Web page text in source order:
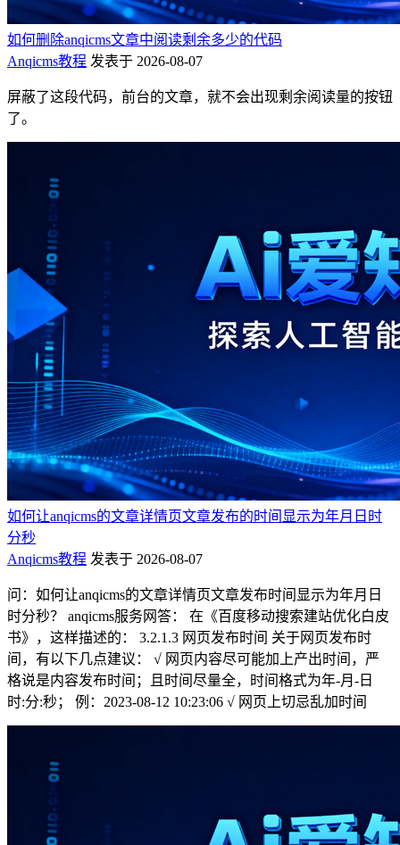
如何删除anqicms文章中阅读剩余多少的代码
Anqicms教程 发表于 2026-08-07
屏蔽了这段代码，前台的文章，就不会出现剩余阅读量的按钮
了。
如何让anqicms的文章详情页文章发布的时间显示为年月日时
分秒
Anqicms教程 发表于 2026-08-07
问：如何让anqicms的文章详情页文章发布时间显示为年月日
时分秒？ anqicms服务网答： 在《百度移动搜索建站优化白皮
书》，这样描述的： 3.2.1.3 网页发布时间 关于网页发布时
间，有以下几点建议： √ 网页内容尽可能加上产出时间，严
格说是内容发布时间；且时间尽量全，时间格式为年-月-日
时:分:秒； 例：2023-08-12 10:23:06 √ 网页上切忌乱加时间